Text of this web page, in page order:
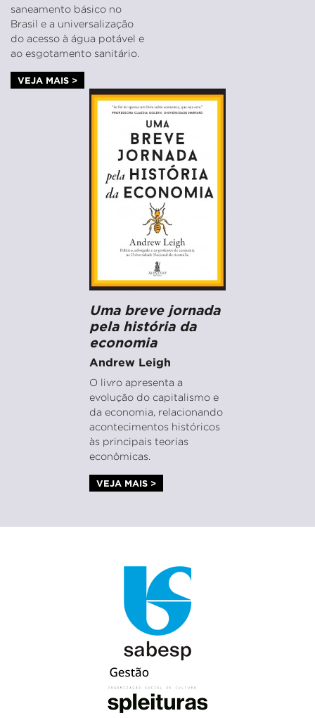
saneamento básico no
Brasil e a universalização
do acesso à água potável e
ao esgotamento sanitário.
VEJA MAIS >
Uma breve jornada
pela história da
economia
Andrew Leigh
O livro apresenta a
evolução do capitalismo e
da economia, relacionando
acontecimentos históricos
às principais teorias
econômicas.
VEJA MAIS >